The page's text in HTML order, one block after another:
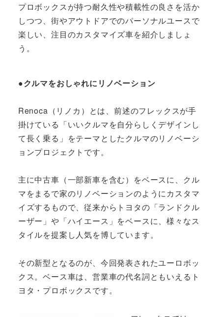
プロボックスが持つ耐久性や積載性の良さを活か
しつつ、街やアウトドアでのパーソナルユースで
楽しい、注目のカスタマイズ車を紹介しましょ
う。
●クルマをおしゃれにリノベーション
Renoca（リノカ）とは、前述のフレックスが手
掛けている「いいクルマを自分らしくデザインし
て長く乗る」をテーマとしたクルマのリノベーシ
ョンプロジェクトです。
主に中古車（一部新車を含む）をベースに、クル
マをまるで家のリノベーションのようにカスタマ
イズするもので、従来からトヨタの「ランドクル
ーザー」や「ハイエース」をベースに、様々なス
タイルを提案し人気を博しています。
その新型となるのが、今回発表されたユーロボッ
クス。ベース車は、営業車の代名詞ともいえるト
ヨタ・プロボックスです。